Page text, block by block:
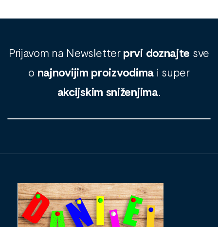
Prijavom na Newsletter prvi doznajte sve
o najnovijim proizvodima i super
akcijskim sniženjima.